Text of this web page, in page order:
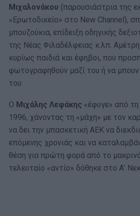
Μιχαλονάκου (παρουσιάστρια της
«Ερωτοδικείο» στο New Channel),
μπουζούκια, επίδειξη οδηγικής
της Νέας Φιλαδέλφειας κ.λπ.
κυρίως παιδιά και έφηβοι, που
φωτογραφηθούν μαζί του ή να
του.
Ο Μιχάλης Λεφάκης «έφυγε» από
1996, χάνοντας τη «μάχη» με τον
να δει την μπασκετική ΑΕΚ να
επόμενης χρονιάς και να
θέση για πρώτη φορά από το
τελευταίο «αντίο» δόθηκε στο Α’